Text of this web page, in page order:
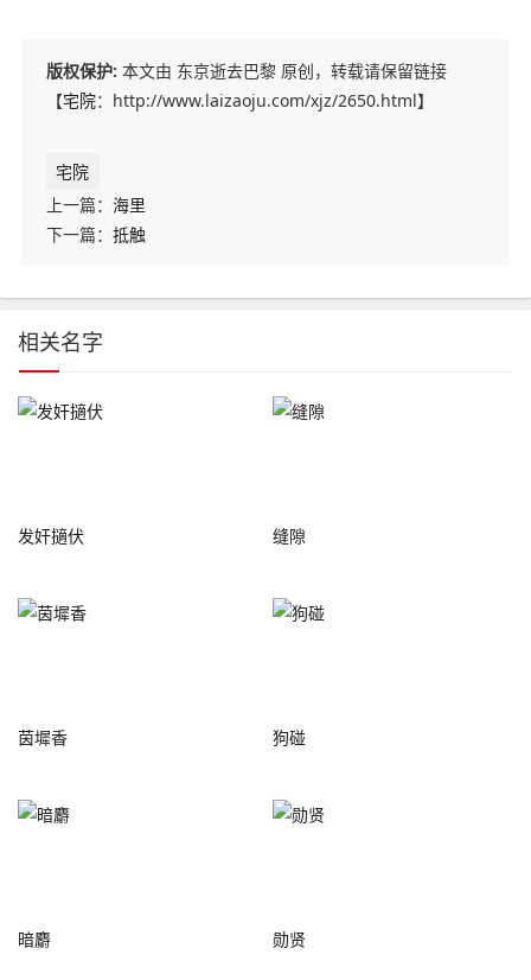
版权保护: 本文由 东京逝去巴黎 原创，转载请保留链接
【宅院：http://www.laizaoju.com/xjz/2650.html】
宅院
上一篇： 海里
下一篇： 抵触
相关名字
发奸擿伏 缝隙
茵墀香 狗碰
暗麝 勋贤